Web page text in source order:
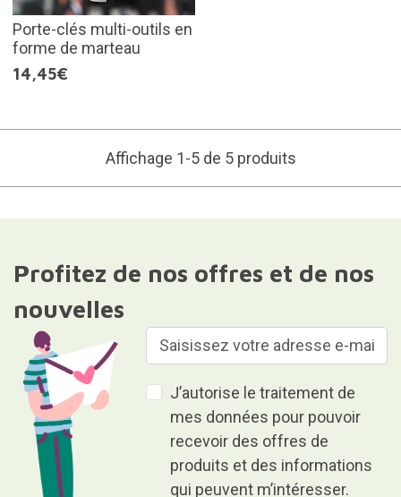
Porte-clés multi-outils en
forme de marteau
14,45€
Affichage 1-5 de 5 produits
Profitez de nos offres et de nos
nouvelles
J’autorise le traitement de
mes données pour pouvoir
recevoir des offres de
produits et des informations
qui peuvent m’intéresser.